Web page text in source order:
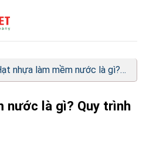
nhựa làm mềm nước là gì?
nước là gì? Quy trình